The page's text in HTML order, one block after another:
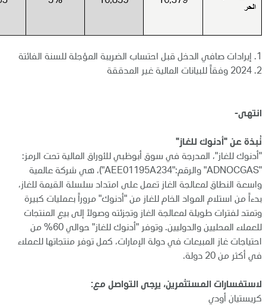
1.
إيرادات صافي الدخل قبل احتساب الضريبة المؤجلة للسنة الفائتة
2. 2024 وفقاً للبيانات المالية غير المدققة
انتهى-
نُبذة عن "أدنوك للغاز"
"أدنوك للغاز"، المدرجة في سوق أبوظبي للأوراق المالية تحت الرمز:
"ADNOCGAS" والرقم:"AEE01195A234")، هي شركة عالمية
واسعة النطاق لمعالجة الغاز تعمل على امتداد سلسلة القيمة للغاز،
بدءاً من استلام المواد الخام للغاز من "أدنوك" مروراً بعمليات كبيرة
وتمتد لفترات طويلة لمعالجة الغاز وتجزئته وصولاً إلى بيع المنتجات
للعملاء المحليين والدوليين. وتوفر "أدنوك للغاز" حوالي 60% من
احتياجات غاز المبيعات في دولة الإمارات، كمل توفر منتجاتها للعملاء
في أكثر من 20 دولة.
لاستفسارات المستثمرين، يرجى التواصل مع:
كريستيان أودي